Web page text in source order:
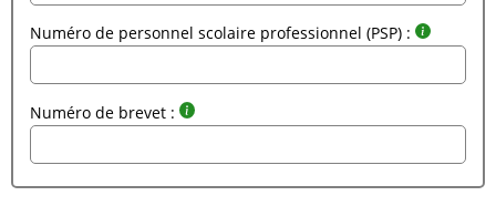
Numéro de personnel scolaire professionnel (PSP) :
Numéro de brevet :